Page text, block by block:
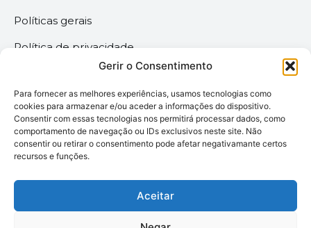
Gerir o Consentimento
Para fornecer as melhores experiências, usamos tecnologias como
cookies para armazenar e/ou aceder a informações do dispositivo.
Consentir com essas tecnologias nos permitirá processar dados, como
comportamento de navegação ou IDs exclusivos neste site. Não
consentir ou retirar o consentimento pode afetar negativamante certos
recursos e funções.
Aceitar
Políticas gerais
Política de privacidade
Termos & Condições
Política de cookies
Megaimprime © 2025 |
Todos os Direitos